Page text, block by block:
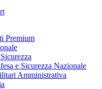
Premium
e Sicurezza Nazionale
Amministrativa